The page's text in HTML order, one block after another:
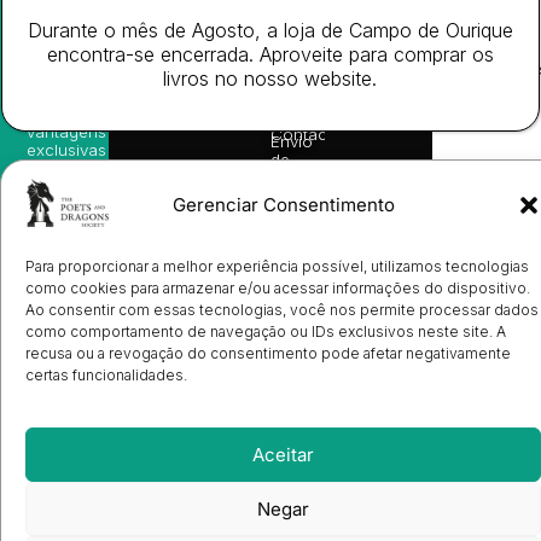
Gerenciar Consentimento
Para proporcionar a melhor experiência possível, utilizamos tecnologias
como cookies para armazenar e/ou acessar informações do dispositivo.
Ao consentir com essas tecnologias, você nos permite processar dados
como comportamento de navegação ou IDs exclusivos neste site. A
recusa ou a revogação do consentimento pode afetar negativamente
certas funcionalidades.
Aceitar
Negar
Eventos
Prémio
Ulysses
Contactos
Envio
de
Candidatura
de
de
Livrarias
Cookies
(EU)
sugestões
de
leitura,
vantagens
exclusivas
avisos
diretamente
no seu
Subscrever
os
direitos
Durante o mês de Agosto, a loja de Campo de Ourique
encontra-se encerrada. Aproveite para comprar os
livros no nosso website.